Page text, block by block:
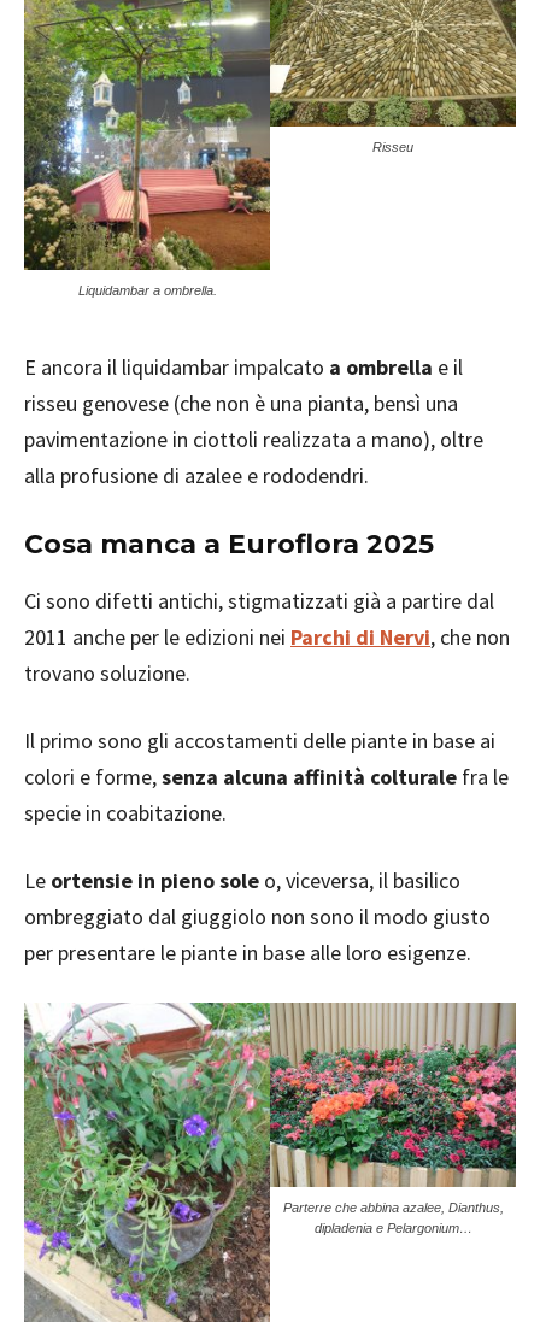
Liquidambar a ombrella.
Risseu
E ancora il liquidambar impalcato a ombrella e il
risseu genovese (che non è una pianta, bensì una
pavimentazione in ciottoli realizzata a mano), oltre
alla profusione di azalee e rododendri.
Cosa manca a Euroflora 2025
Ci sono difetti antichi, stigmatizzati già a partire dal
2011 anche per le edizioni nei Parchi di Nervi, che non
trovano soluzione.
Il primo sono gli accostamenti delle piante in base ai
colori e forme,senza alcuna affinità colturale fra le
specie in coabitazione.
Le ortensie in pieno sole o, viceversa, il basilico
ombreggiato dal giuggiolo non sono il modo giusto
per presentare le piante in base alle loro esigenze.
Parterre che abbina azalee, Dianthus,
dipladenia e Pelargonium…